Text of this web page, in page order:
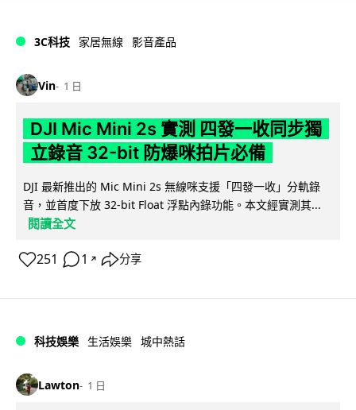
3C科技 家居無線 影音產品
Vin 1 日
DJI Mic Mini 2s 實測 四發一收同步獨
立錄音 32-bit 防爆咪拍片必備
DJI 最新推出的 Mic Mini 2s 無線咪支援「四發一收」分軌錄
音，並首度下放 32-bit Float 浮點內錄功能。本文經實測其...
閱讀全文
251 1 ↗ 分享
科技娛樂 生活娛樂 城中熱話
Lawton 1 日